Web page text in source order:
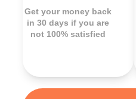
Get your money back
in 30 days if you are
not 100% satisfied